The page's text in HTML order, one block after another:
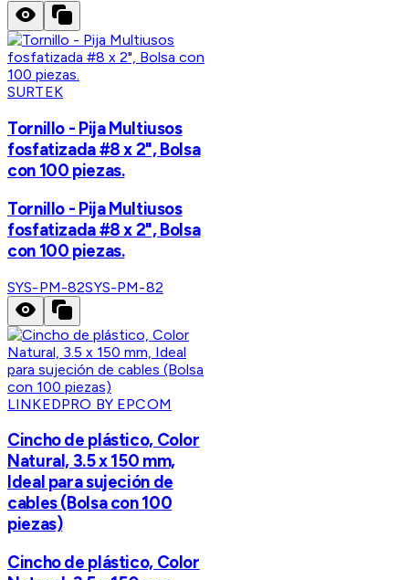
SURTEK
Tornillo - Pija Multiusos
fosfatizada #8 x 2", Bolsa
con 100 piezas.
Tornillo - Pija Multiusos
fosfatizada #8 x 2", Bolsa
con 100 piezas.
SYS-PM-82SYS-PM-82
LINKEDPRO BY EPCOM
Cincho de plástico, Color
Natural, 3.5 x 150 mm,
Ideal para sujeción de
cables (Bolsa con 100
piezas)
Cincho de plástico, Color